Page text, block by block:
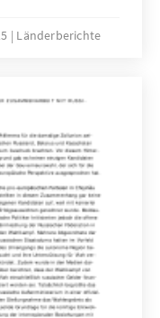
zu der
der
Partei“
Länderberichte